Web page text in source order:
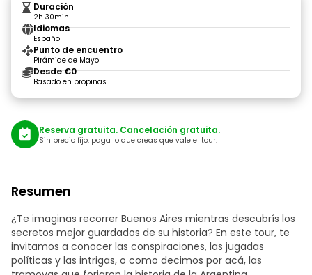
Duración
2h 30min
Idiomas
Español
Punto de encuentro
Pirámide de Mayo
Desde €0
Basado en propinas
Reserva gratuita. Cancelación gratuita.
Sin precio fijo: paga lo que creas que vale el tour.
Resumen
¿Te imaginas recorrer Buenos Aires mientras descubrís los
secretos mejor guardados de su historia? En este tour, te
invitamos a conocer las conspiraciones, las jugadas
políticas y las intrigas, o como decimos por acá, las